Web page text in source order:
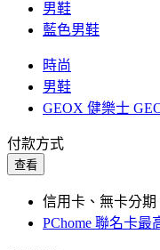
男鞋
藍色男鞋
時尚
男鞋
GEOX 健樂士
付款方式
查看
信用卡、無卡分
PChome 聯名卡最